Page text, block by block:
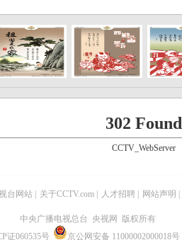
302 Found
CCTV_WebServer
台网站 关于CCTV.com 人才招聘 网站声明
中央广播电视总台 央视网 版权所有
证060535号 京公网安备 11000002000018号